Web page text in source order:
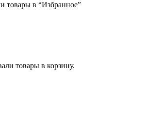
товары в “Избранное”
товары в корзину.